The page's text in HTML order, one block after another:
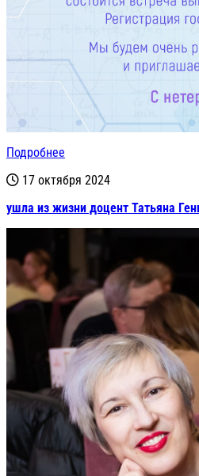
Подробнее
17 октября 2024
ушла из жизни доцент Татьяна